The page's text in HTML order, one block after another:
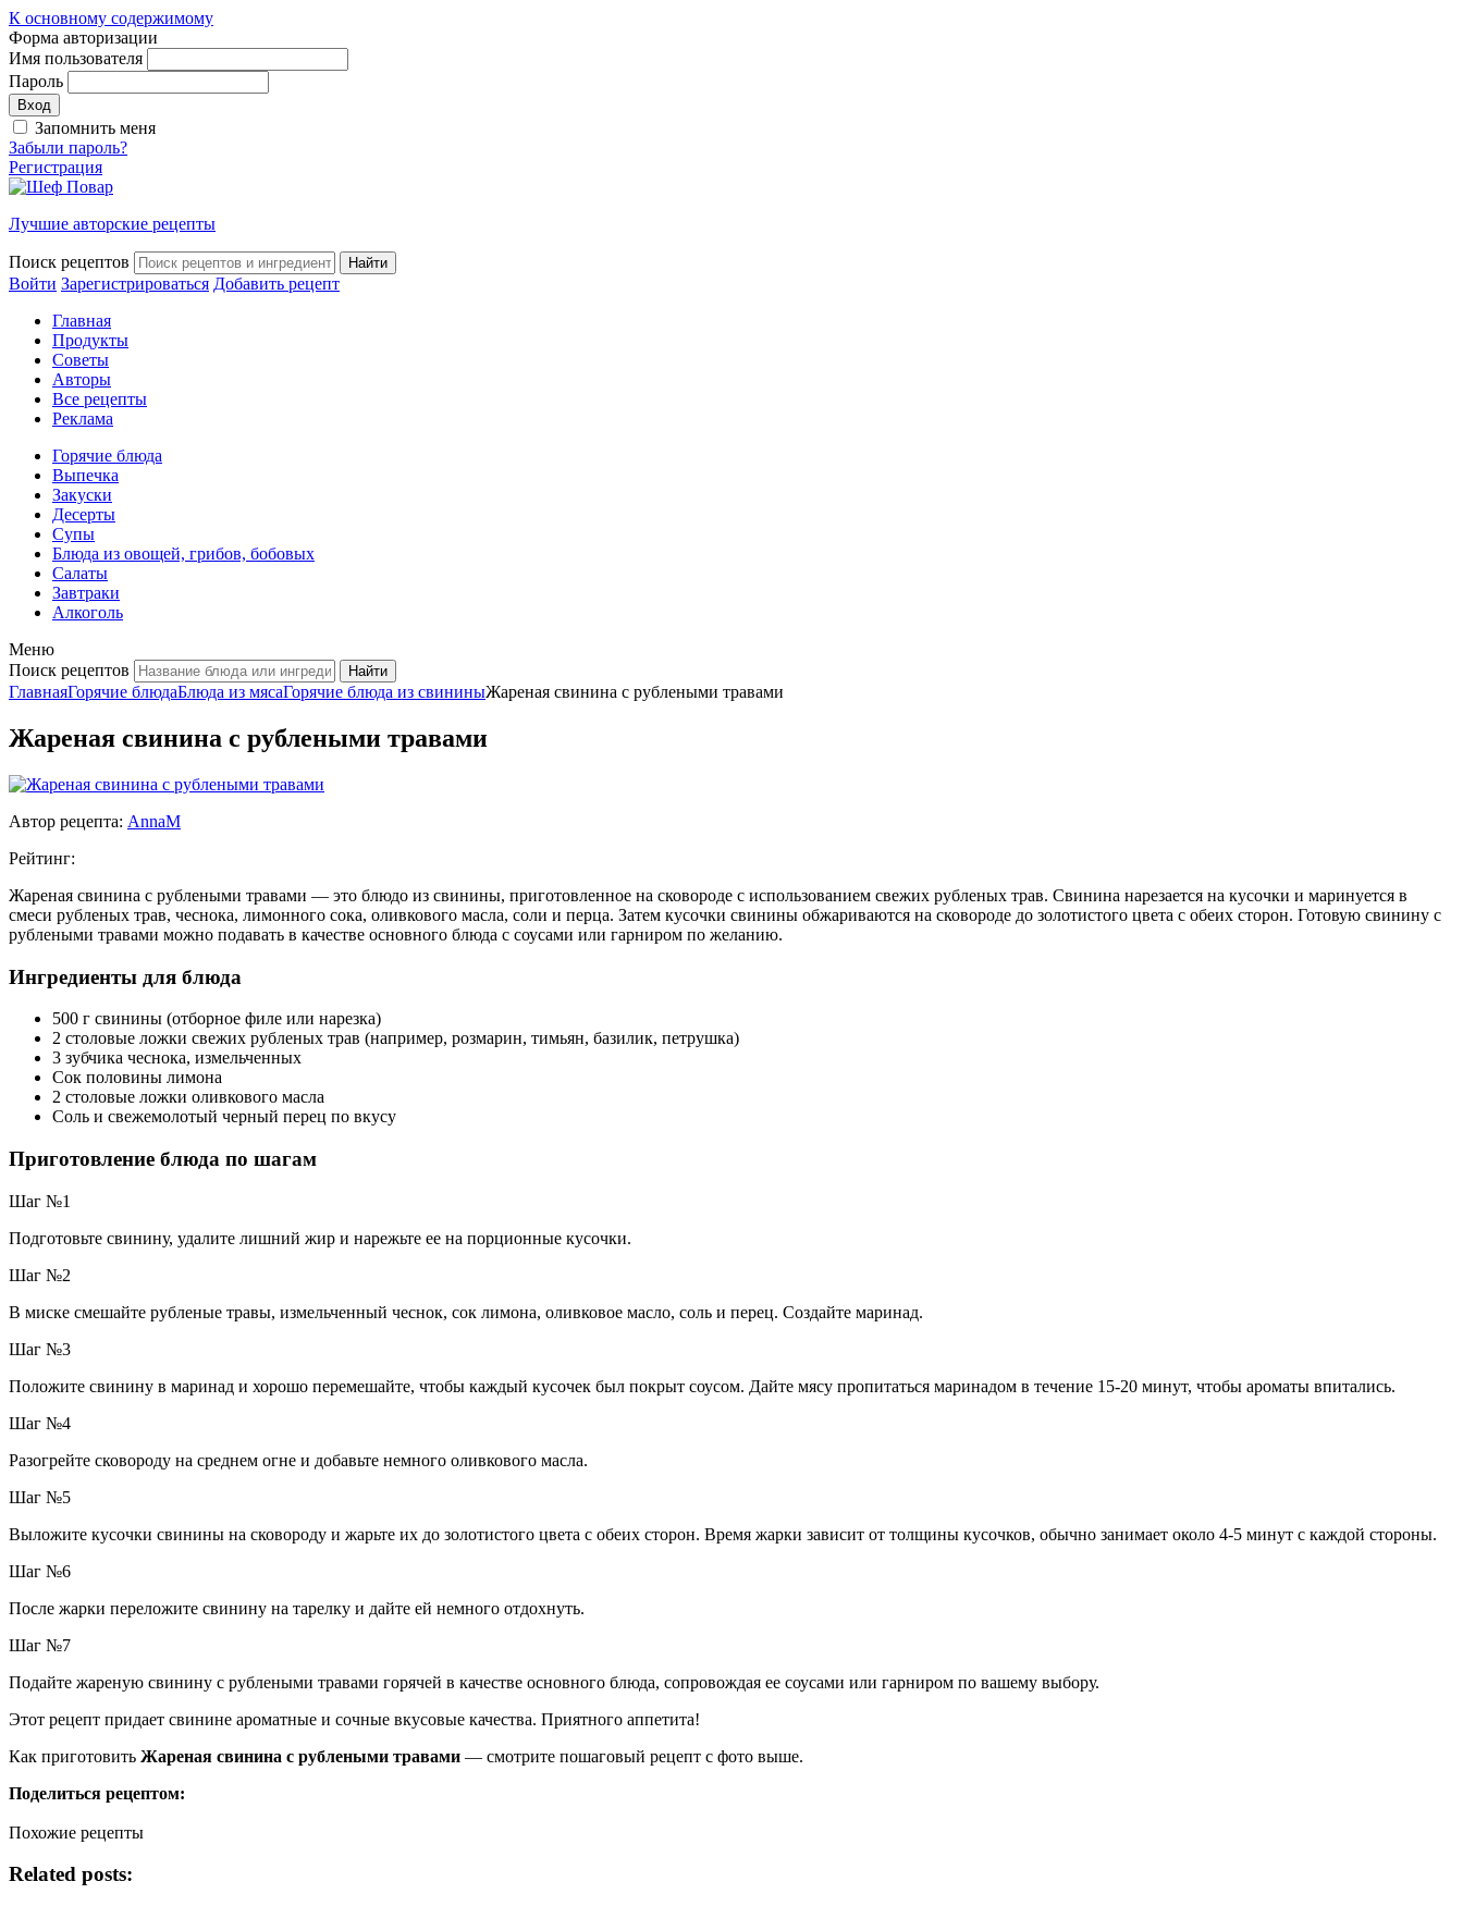
К основному содержимому
Форма авторизации
Имя пользователя
Пароль
Запомнить меня
Забыли пароль?
Регистрация
Лучшие авторские рецепты
Поиск рецептов
Войти Зарегистрироваться Добавить рецепт
Главная
Продукты
Советы
Авторы
Все рецепты
Реклама
Горячие блюда
Выпечка
Закуски
Десерты
Супы
Блюда из овощей, грибов, бобовых
Салаты
Завтраки
Алкоголь
Меню
Поиск рецептов
ГлавнаяГорячие блюдаБлюда из мясаГорячие блюда из свининыЖареная свинина с рублеными травами
Жареная свинина с рублеными травами
Автор рецепта: AnnaM
Рейтинг:
Жареная свинина с рублеными травами — это блюдо из свинины, приготовленное на сковороде с использованием свежих рубленых трав. Свинина нарезается на кусочки и маринуется в
смеси рубленых трав, чеснока, лимонного сока, оливкового масла, соли и перца. Затем кусочки свинины обжариваются на сковороде до золотистого цвета с обеих сторон. Готовую свинину с
рублеными травами можно подавать в качестве основного блюда с соусами или гарниром по желанию.
Ингредиенты для блюда
500 г свинины (отборное филе или нарезка)
2 столовые ложки свежих рубленых трав (например, розмарин, тимьян, базилик, петрушка)
3 зубчика чеснока, измельченных
Сок половины лимона
2 столовые ложки оливкового масла
Соль и свежемолотый черный перец по вкусу
Приготовление блюда по шагам
Шаг №1
Подготовьте свинину, удалите лишний жир и нарежьте ее на порционные кусочки.
Шаг №2
В миске смешайте рубленые травы, измельченный чеснок, сок лимона, оливковое масло, соль и перец. Создайте маринад.
Шаг №3
Положите свинину в маринад и хорошо перемешайте, чтобы каждый кусочек был покрыт соусом. Дайте мясу пропитаться маринадом в течение 15-20 минут, чтобы ароматы впитались.
Шаг №4
Разогрейте сковороду на среднем огне и добавьте немного оливкового масла.
Шаг №5
Выложите кусочки свинины на сковороду и жарьте их до золотистого цвета с обеих сторон. Время жарки зависит от толщины кусочков, обычно занимает около 4-5 минут с каждой стороны.
Шаг №6
После жарки переложите свинину на тарелку и дайте ей немного отдохнуть.
Шаг №7
Подайте жареную свинину с рублеными травами горячей в качестве основного блюда, сопровождая ее соусами или гарниром по вашему выбору.
Этот рецепт придает свинине ароматные и сочные вкусовые качества. Приятного аппетита!
Как приготовить Жареная свинина с рублеными травами — смотрите пошаговый рецепт с фото выше.
Поделиться рецептом:
Похожие рецепты
Related posts: